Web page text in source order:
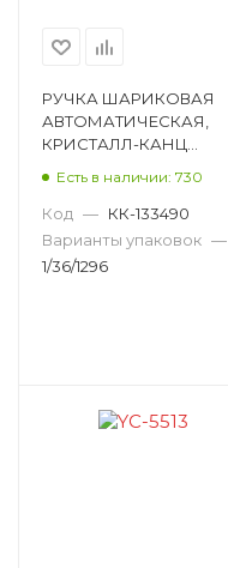
РУЧКА ШАРИКОВАЯ
АВТОМАТИЧЕСКАЯ,
КРИСТАЛЛ-КАНЦ
ЦВЕТОВ, 1,0ММ,
ПИШУЩИ D38524
Есть в наличии: 730
Код — КК-133490
Варианты упаковок —
1/36/1296